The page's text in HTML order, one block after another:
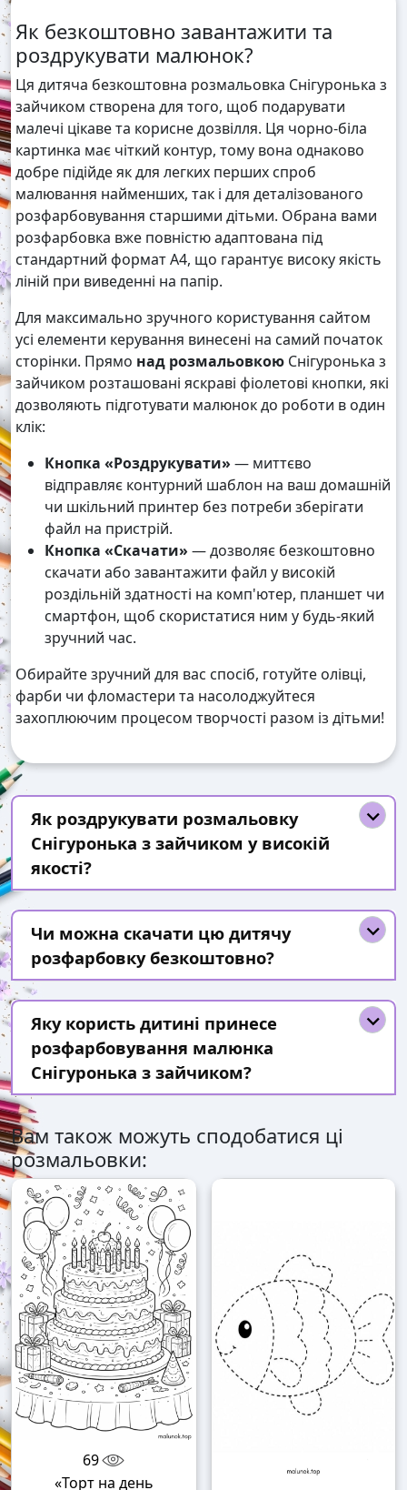
Як безкоштовно завантажити та
роздрукувати малюнок?
Ця дитяча безкоштовна розмальовка Снігуронька з
зайчиком створена для того, щоб подарувати
малечі цікаве та корисне дозвілля. Ця чорно-біла
картинка має чіткий контур, тому вона однаково
добре підійде як для легких перших спроб
малювання найменших, так і для деталізованого
розфарбовування старшими дітьми. Обрана вами
розфарбовка вже повністю адаптована під
стандартний формат А4, що гарантує високу якість
ліній при виведенні на папір.
Для максимально зручного користування сайтом
усі елементи керування винесені на самий початок
сторінки. Прямо над розмальовкою Снігуронька з
зайчиком розташовані яскраві фіолетові кнопки, які
дозволяють підготувати малюнок до роботи в один
клік:
Кнопка «Роздрукувати» — миттєво
відправляє контурний шаблон на ваш домашній
чи шкільний принтер без потреби зберігати
файл на пристрій.
Кнопка «Скачати» — дозволяє безкоштовно
скачати або завантажити файл у високій
роздільній здатності на комп'ютер, планшет чи
смартфон, щоб скористатися ним у будь-який
зручний час.
Обирайте зручний для вас спосіб, готуйте олівці,
фарби чи фломастери та насолоджуйтеся
захоплюючим процесом творчості разом із дітьми!
Як роздрукувати розмальовку
Снігуронька з зайчиком у високій
якості?
Чи можна скачати цю дитячу
розфарбовку безкоштовно?
Яку користь дитині принесе
розфарбовування малюнка
Снігуронька з зайчиком?
Вам також можуть сподобатися ці
розмальовки:
69
«Торт на день